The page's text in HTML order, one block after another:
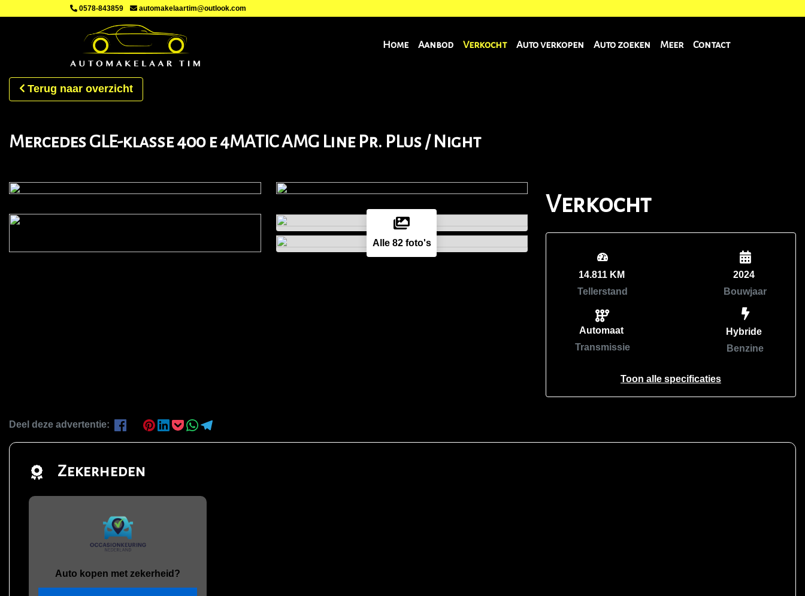
0578-843859 automakelaartim@outlook.com
Home Aanbod Verkocht Auto verkopen Auto zoeken Meer Contact
Terug naar overzicht
Mercedes GLE-klasse 400 e 4MATIC AMG Line Pr. PLus / Night
Alle 82 foto's
Verkocht
14.811 KM
Tellerstand
Automaat
Transmissie
2024
Bouwjaar
Hybride
Benzine
Toon alle specificaties
Deel deze advertentie:
Zekerheden
Auto kopen met zekerheid?